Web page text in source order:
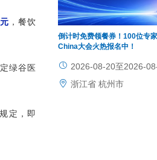
，餐饮
绿谷医
定，即
倒计时免费领餐券！100位专
China大会火热报名中！
2026-08-20至2026-
浙江省 杭州市